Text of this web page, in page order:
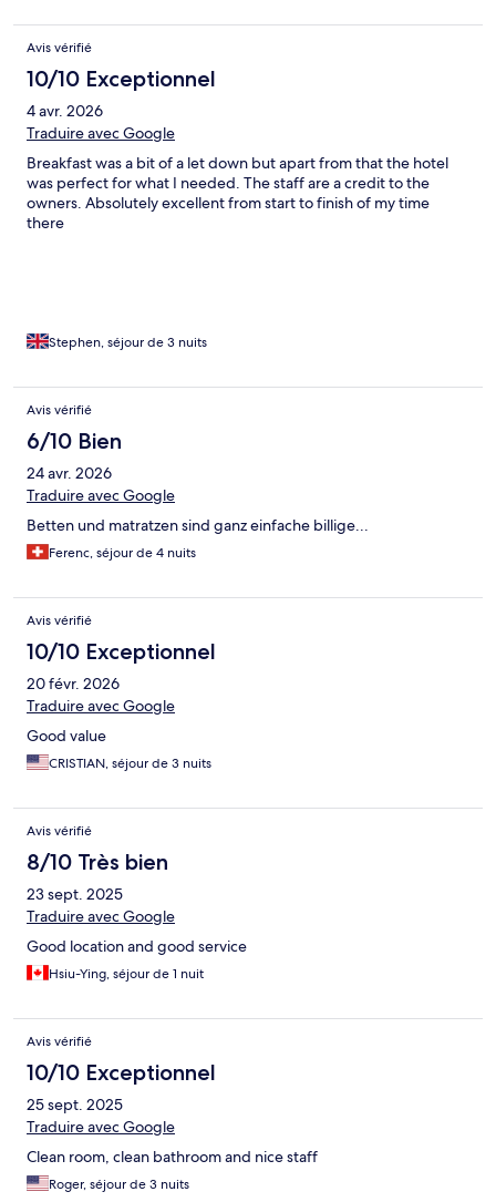
Avis vérifié
10/10 Exceptionnel
4 avr. 2026
Traduire avec Google
Breakfast was a bit of a let down but apart from that the hotel
was perfect for what I needed. The staff are a credit to the
owners. Absolutely excellent from start to finish of my time
there
Stephen, séjour de 3 nuits
Avis vérifié
6/10 Bien
24 avr. 2026
Traduire avec Google
Betten und matratzen sind ganz einfache billige...
Ferenc, séjour de 4 nuits
Avis vérifié
10/10 Exceptionnel
20 févr. 2026
Traduire avec Google
Good value
CRISTIAN, séjour de 3 nuits
Avis vérifié
8/10 Très bien
23 sept. 2025
Traduire avec Google
Good location and good service
Hsiu-Ying, séjour de 1 nuit
Avis vérifié
10/10 Exceptionnel
25 sept. 2025
Traduire avec Google
Clean room, clean bathroom and nice staff
Roger, séjour de 3 nuits